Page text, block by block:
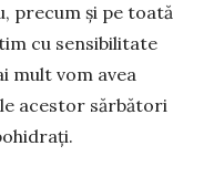
precum și pe toată
cu sensibilitate
mult vom avea
acestor sărbători